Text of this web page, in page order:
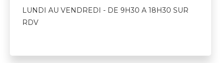
LUNDI AU VENDREDI - DE 9H30 A 18H30 SUR
RDV